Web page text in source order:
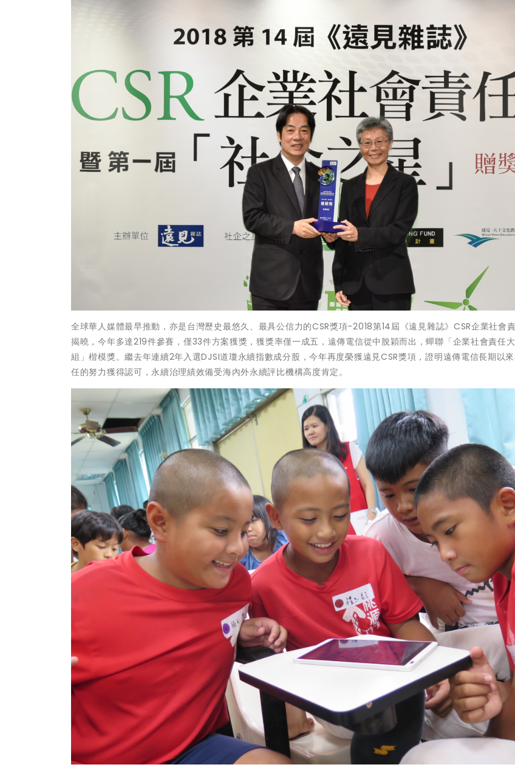
全球華人媒體最早推動，亦是台灣歷史最悠久、最具公信力的CSR獎項-2018第14屆《遠見雜誌》CSR企業社會
揭曉，今年多達219件參賽，僅33件方案獲獎，獲獎率僅一成五 ，遠傳電信從中脫穎而出，蟬聯「企業社會責任
組」楷模獎。繼去年連續2年入選DJSI道瓊永續指數成分股，今年再度榮獲遠見CSR獎項，證明遠傳電信長期以
任的努力獲得認可，永續治理績效備受海內外永續評比機構高度肯定。